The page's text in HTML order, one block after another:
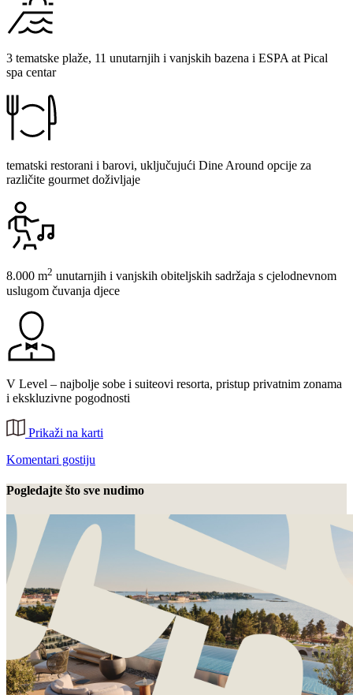
3 tematske plaže, 11 unutarnjih i vanjskih bazena i ESPA at Pical
spa centar
tematski restorani i barovi, uključujući Dine Around opcije za
različite gourmet doživljaje
8.000 m2 unutarnjih i vanjskih obiteljskih sadržaja s cjelodnevnom
uslugom čuvanja djece
V Level – najbolje sobe i suiteovi resorta, pristup privatnim zonama
i ekskluzivne pogodnosti
Prikaži na karti
Komentari gostiju
Pogledajte što sve nudimo